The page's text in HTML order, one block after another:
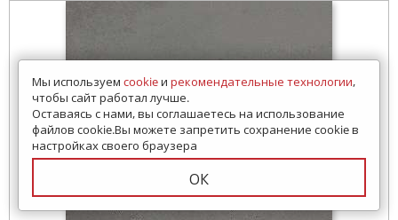
Мы используем cookieи рекомендательные технологии,
чтобы сайт работал лучше.
Оставаясь с нами, вы соглашаетесь на использование
файлов cookie.Вы можете запретить сохранение cookie в
настройках своего браузера
ОК